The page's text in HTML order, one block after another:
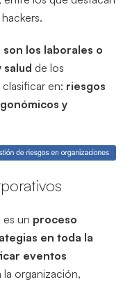
son los laborales o
salud de los
en: riesgos
y
un proceso
en toda la
eventos
organización,